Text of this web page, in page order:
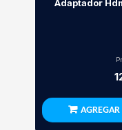
Adaptador
AGREGAR